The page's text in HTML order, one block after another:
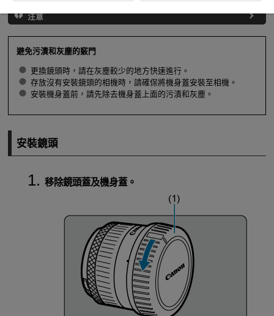
注意
避免污漬和灰塵的竅門
更換鏡頭時，請在灰塵較少的地方快速進行。
存放沒有安裝鏡頭的相機時，請確保將機身蓋安裝至相機。
安裝機身蓋前，請先除去機身蓋上面的污漬和灰塵。
安裝鏡頭
移除鏡頭蓋及機身蓋。